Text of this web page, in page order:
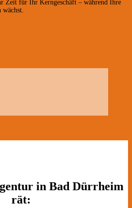
Zeit für Ihr Kerngeschäft – während Ihre
in Bad Dürrheim
rät: